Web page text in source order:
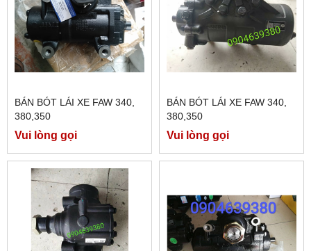
BÁN BÓT LÁI XE FAW 340,
380,350
Vui lòng gọi
BÁN BÓT LÁI XE FAW 340,
380,350
Vui lòng gọi